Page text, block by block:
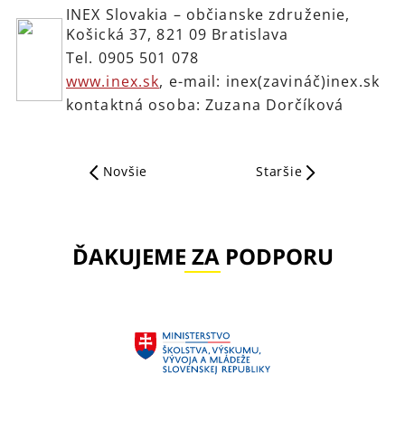
INEX Slovakia – občianske združenie,
Košická 37, 821 09 Bratislava
Tel. 0905 501 078
www.inex.sk, e-mail: inex(zavináč)inex.sk
kontaktná osoba: Zuzana Dorčíková
Novšie Staršie
ĎAKUJEME ZA PODPORU